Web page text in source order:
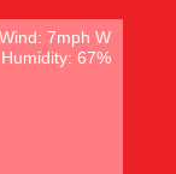
Wind: 7mph W
Humidity: 67%